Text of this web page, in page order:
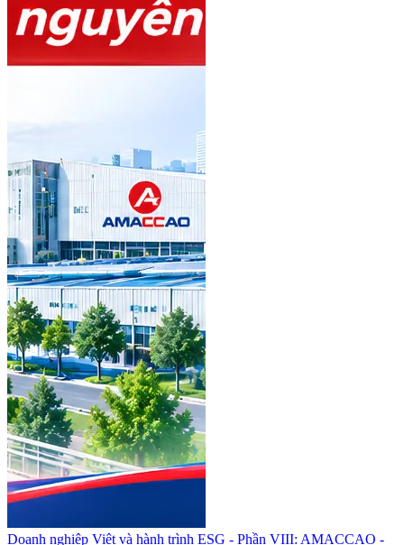
Doanh nghiệp Việt và hành trình ESG - Phần VIII: AMACCAO -